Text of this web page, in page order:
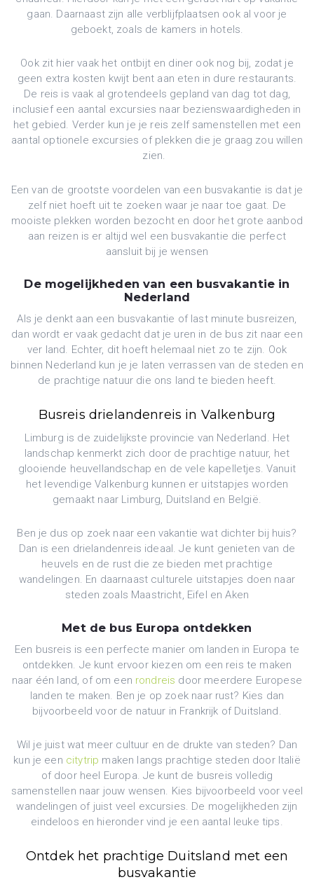
gaan. Daarnaast zijn alle verblijfplaatsen ook al voor je
geboekt, zoals de kamers in hotels.
Ook zit hier vaak het ontbijt en diner ook nog bij, zodat je
geen extra kosten kwijt bent aan eten in dure restaurants.
De reis is vaak al grotendeels gepland van dag tot dag,
inclusief een aantal excursies naar bezienswaardigheden in
het gebied. Verder kun je je reis zelf samenstellen met een
aantal optionele excursies of plekken die je graag zou willen
zien.
Een van de grootste voordelen van een busvakantie is dat je
zelf niet hoeft uit te zoeken waar je naar toe gaat. De
mooiste plekken worden bezocht en door het grote aanbod
aan reizen is er altijd wel een busvakantie die perfect
aansluit bij je wensen
De mogelijkheden van een busvakantie in
Nederland
Als je denkt aan een busvakantie of last minute busreizen,
dan wordt er vaak gedacht dat je uren in de bus zit naar een
ver land. Echter, dit hoeft helemaal niet zo te zijn. Ook
binnen Nederland kun je je laten verrassen van de steden en
de prachtige natuur die ons land te bieden heeft.
Busreis drielandenreis in Valkenburg
Limburg is de zuidelijkste provincie van Nederland. Het
landschap kenmerkt zich door de prachtige natuur, het
glooiende heuvellandschap en de vele kapelletjes. Vanuit
het levendige Valkenburg kunnen er uitstapjes worden
gemaakt naar Limburg, Duitsland en België.
Ben je dus op zoek naar een vakantie wat dichter bij huis?
Dan is een drielandenreis ideaal. Je kunt genieten van de
heuvels en de rust die ze bieden met prachtige
wandelingen. En daarnaast culturele uitstapjes doen naar
steden zoals Maastricht, Eifel en Aken
Met de bus Europa ontdekken
Een busreis is een perfecte manier om landen in Europa te
ontdekken. Je kunt ervoor kiezen om een reis te maken
naar één land, of om een rondreis door meerdere Europese
landen te maken. Ben je op zoek naar rust? Kies dan
bijvoorbeeld voor de natuur in Frankrijk of Duitsland.
Wil je juist wat meer cultuur en de drukte van steden? Dan
kun je een citytrip maken langs prachtige steden door Italië
of door heel Europa. Je kunt de busreis volledig
samenstellen naar jouw wensen. Kies bijvoorbeeld voor veel
wandelingen of juist veel excursies. De mogelijkheden zijn
eindeloos en hieronder vind je een aantal leuke tips.
Ontdek het prachtige Duitsland met een
busvakantie